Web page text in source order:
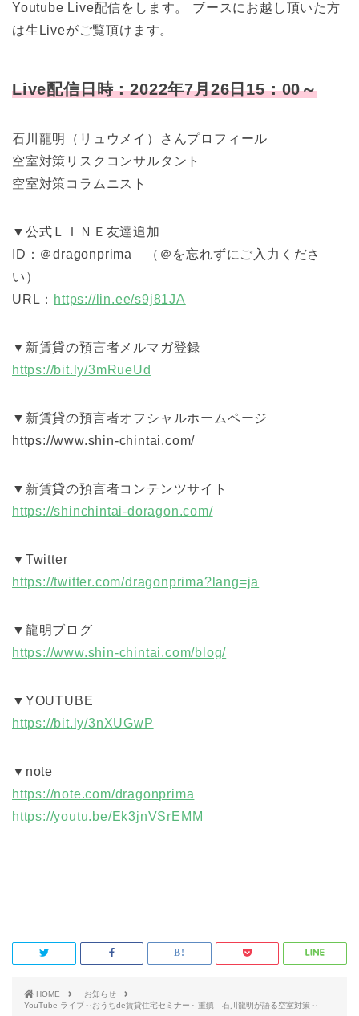
Youtube Live配信をします。 ブースにお越し頂いた方
は生Liveがご覧頂けます。
Live配信日時：2022年7月26日15：00～
石川龍明（リュウメイ）さんプロフィール
空室対策リスクコンサルタント
空室対策コラムニスト
▼公式ＬＩＮＥ友達追加
ID：＠dragonprima （＠を忘れずにご入力くださ
い）
URL： https://lin.ee/s9j81JA
▼新賃貸の預言者メルマガ登録
https://bit.ly/3mRueUd
▼新賃貸の預言者オフシャルホームページ
https://www.shin-chintai.com/
▼新賃貸の預言者コンテンツサイト
https://shinchintai-doragon.com/
▼Twitter
https://twitter.com/dragonprima?lang=ja
▼龍明ブログ
https://www.shin-chintai.com/blog/
▼YOUTUBE
https://bit.ly/3nXUGwP
▼note
https://note.com/dragonprima
https://youtu.be/Ek3jnVSrEMM
HOME
お知らせ
YouTube ライブ～おうちde賃貸住宅セミナー～重鎮 石川龍明が語る空室対策～